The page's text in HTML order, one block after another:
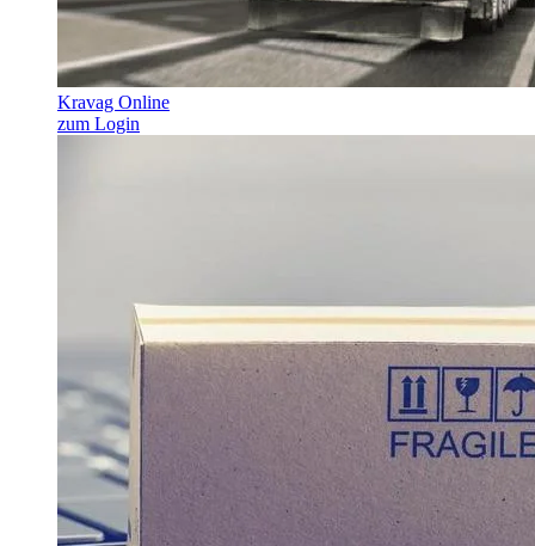
Kravag Online
zum Login